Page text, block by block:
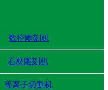
数控雕刻机
石材雕刻机
等离子切割机